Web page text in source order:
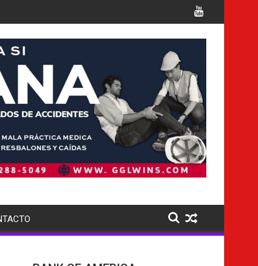
cargos Italia confirma la muerte de 7